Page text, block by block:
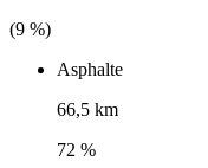
(9 %)
Asphalte
66,5 km
72 %